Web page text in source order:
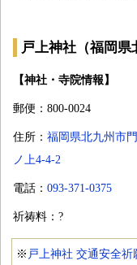
戸上神社（福岡県
【神社・寺院情報】
郵便：800-0024
住所： 福岡県北九州市
ノ上4-4-2
電話： 093-371-0375
祈祷料：?
※ 戸上神社 交通安全